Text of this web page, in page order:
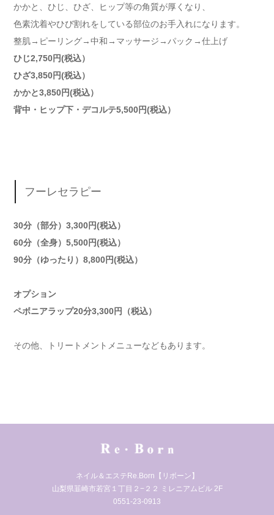
かかと、ひじ、ひざ、ヒップ等の角質が厚くなり、
色素沈着やひび割れをしている部位のお手入れになります。
整肌→ピーリング→中和→マッサージ→パック→仕上げ
ひじ2,750円(税込）
ひざ3,850円(税込）
かかと3,850円(税込）
背中・ヒップ下・デコルテ5,500円(税込）
フーレセラピー
30分（部分）3,300円(税込）
60分（全身）5,500円(税込）
90分（ゆったり）8,800円(税込）
オプション
ペボニアラップ20分3,300円（税込）
その他、トリートメントメニューなどもあります。
ネイル＆エステRe.Born【リボーン】
山梨県韮崎市若宮１丁目２−２２ ミレニアムビル 2F
0551-23-0913